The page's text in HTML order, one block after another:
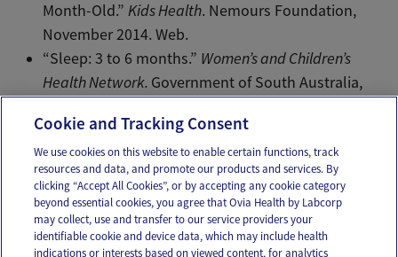
Month-Old.”Kids Health. Nemours Foundation,
November 2014. Web.
“Sleep: 3 to 6 months.” Women’s and Children’s
Health Network. Government of South Australia,
Email Text
OUR APPS
Cookie and Tracking Consent
We use cookies on this website to enable certain functions, track
resources and data, and promote our products and services. By
clicking “Accept All Cookies”, or by accepting any cookie category
beyond essential cookies, you agree that Ovia Health by Labcorp
may collect, use and transfer to our service providers your
identifiable cookie and device data, which may include health
indications or interests based on viewed content, for analytics